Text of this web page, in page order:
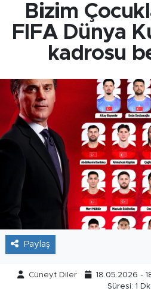
Bizim
FIFA Dünya
kadrosu
Paylaş
Cüneyt Diler 18.05.2026 -
Süresi: 1 Dk